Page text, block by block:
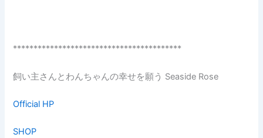
*****************************************
飼い主さんとわんちゃんの幸せを願う Seaside Rose
Official HP
SHOP